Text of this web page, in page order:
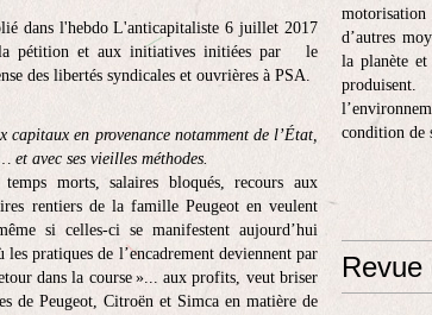
dans l'hebdo L'anticapitaliste 6 juillet 2017
pétition et aux initiatives initiées par le
des libertés syndicales et ouvrières à PSA.
capitaux en provenance notamment de l’État,
et avec ses vieilles méthodes.
morts, salaires bloqués, recours aux
rentiers de la famille Peugeot en veulent
si celles-ci se manifestent aujourd’hui
pratiques de l’encadrement deviennent par
dans la course »... aux profits, veut briser
de Peugeot, Citroën et Simca en matière de
d’autres
la planète
condition de
Revue